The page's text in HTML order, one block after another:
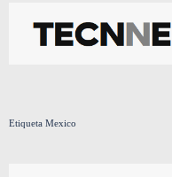
contenido
Etiqueta Mexico